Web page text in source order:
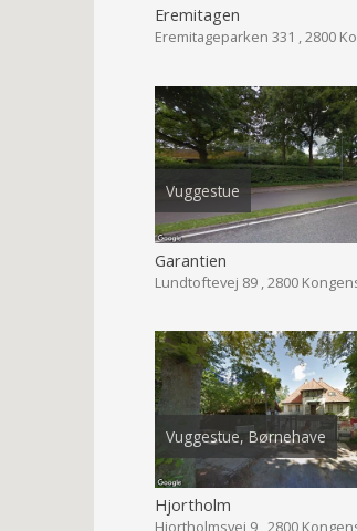
Eremitagen
Vuggestue
Garantien
Vuggestue, Børnehave
Hjortholm